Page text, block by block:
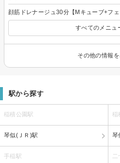
顔筋ドレナージュ30分【Mキューブ+フェ
すべてのメニュ
その他の情報
駅から探す
稲積公園駅 稲
琴似(ＪＲ)駅 琴
手稲駅 二